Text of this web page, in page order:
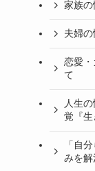
家族の
夫婦
恋愛・
て
人生
覚『生
「自
みを解